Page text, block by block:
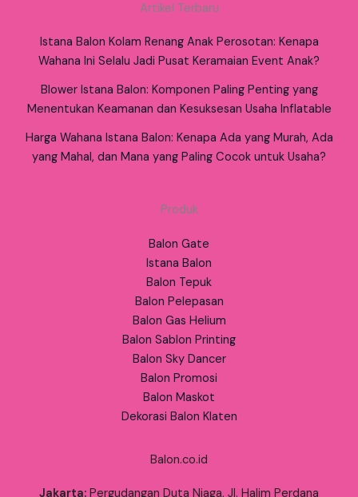
Artikel Terbaru
Istana Balon Kolam Renang Anak Perosotan: Kenapa
Wahana Ini Selalu Jadi Pusat Keramaian Event Anak?
Blower Istana Balon: Komponen Paling Penting yang
Menentukan Keamanan dan Kesuksesan Usaha Inflatable
Harga Wahana Istana Balon: Kenapa Ada yang Murah, Ada
yang Mahal, dan Mana yang Paling Cocok untuk Usaha?
Produk
Balon Gate
Istana Balon
Balon Tepuk
Balon Pelepasan
Balon Gas Helium
Balon Sablon Printing
Balon Sky Dancer
Balon Promosi
Balon Maskot
Dekorasi Balon Klaten
Balon.co.id
Jakarta: Pergudangan Duta Niaga, Jl. Halim Perdana